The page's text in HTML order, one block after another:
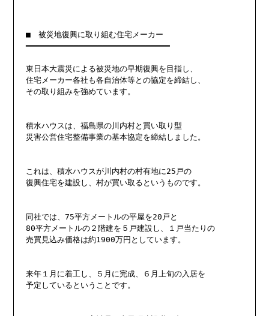
■　被災地復興に取り組む住宅メーカー
━━━━━━━━━━━━━━━━━━━━━━━━━━━━━━
東日本大震災による被災地の早期復興を目指し、
住宅メーカー各社も各自治体等との協定を締結し、
その取り組みを強めています。
積水ハウスは、福島県の川内村と買い取り型
災害公営住宅整備事業の基本協定を締結しました。
これは、積水ハウスが川内村の村有地に25戸の
復興住宅を建設し、村が買い取るというものです。
同社では、75平方メートルの平屋を20戸と
80平方メートルの２階建を５戸建設し、１戸当たりの
売買見込み価格は約1900万円としています。
来年１月に着工し、５月に完成、６月上旬の入居を
予定しているということです。